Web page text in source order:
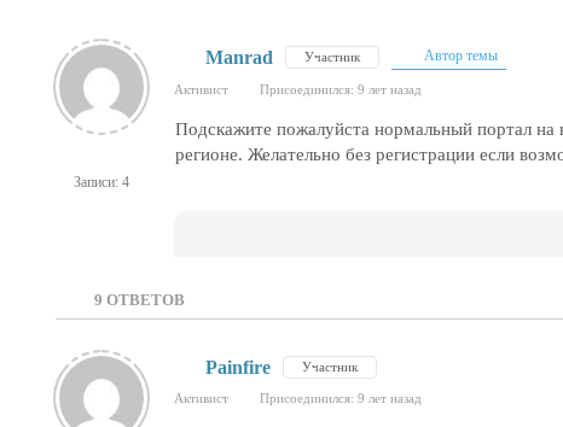
Записи: 4
Manrad Участник Автор темы
Активист Присоединился: 9 лет назад
Подскажите пожалуйста нормальный портал
регионе. Желательно без регистрации если
9 ОТВЕТОВ
Painfire Участник
Активист Присоединился: 9 лет назад